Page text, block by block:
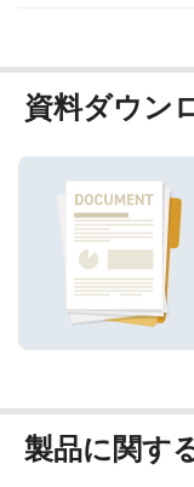
資料ダウン
製品に関す